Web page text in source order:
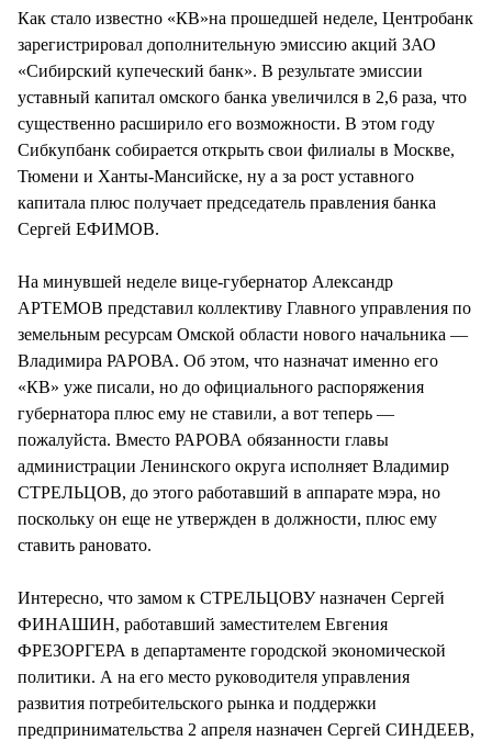
Как стало известно «КВ»на прошедшей неделе, Центробанк
зарегистрировал дополнительную эмиссию акций ЗАО
«Сибирский купеческий банк». В результате эмиссии
уставный капитал омского банка увеличился в 2,6 раза, что
существенно расширило его возможности. В этом году
Сибкупбанк собирается открыть свои филиалы в Москве,
Тюмени и Ханты-Мансийске, ну а за рост уставного
капитала плюс получает председатель правления банка
Сергей ЕФИМОВ.
На минувшей неделе вице-губернатор Александр
АРТЕМОВ представил коллективу Главного управления по
земельным ресурсам Омской области нового начальника —
Владимира РАРОВА. Об этом, что назначат именно его
«КВ» уже писали, но до официального распоряжения
губернатора плюс ему не ставили, а вот теперь —
пожалуйста. Вместо РАРОВА обязанности главы
администрации Ленинского округа исполняет Владимир
СТРЕЛЬЦОВ, до этого работавший в аппарате мэра, но
поскольку он еще не утвержден в должности, плюс ему
ставить рановато.
Интересно, что замом к СТРЕЛЬЦОВУ назначен Сергей
ФИНАШИН, работавший заместителем Евгения
ФРЕЗОРГЕРА в департаменте городской экономической
политики. А на его место руководителя управления
развития потребительского рынка и поддержки
предпринимательства 2 апреля назначен Сергей СИНДЕЕВ,